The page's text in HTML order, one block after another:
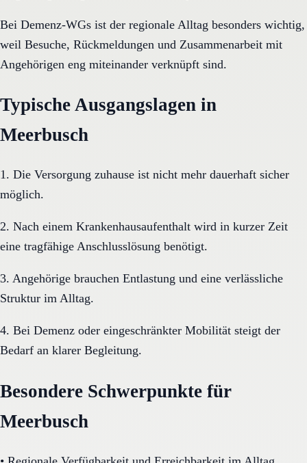
Bei Demenz-WGs ist der regionale Alltag besonders wichtig,
weil Besuche, Rückmeldungen und Zusammenarbeit mit
Angehörigen eng miteinander verknüpft sind.
Typische Ausgangslagen in
Meerbusch
1. Die Versorgung zuhause ist nicht mehr dauerhaft sicher
möglich.
2. Nach einem Krankenhausaufenthalt wird in kurzer Zeit
eine tragfähige Anschlusslösung benötigt.
3. Angehörige brauchen Entlastung und eine verlässliche
Struktur im Alltag.
4. Bei Demenz oder eingeschränkter Mobilität steigt der
Bedarf an klarer Begleitung.
Besondere Schwerpunkte für
Meerbusch